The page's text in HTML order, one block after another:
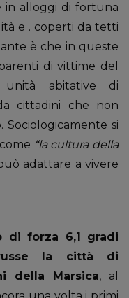
in alloggi di fortuna
e . coperti da tetti
è che in queste
di vittime del
unità abitative di
cittadini che non
si
“la cultura della
adattare a vivere
di forza 6,1 gradi
la città di
della Marsica, al